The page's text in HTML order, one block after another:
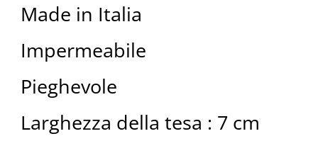
Made in Italia
Impermeabile
Pieghevole
Larghezza della tesa : 7 cm